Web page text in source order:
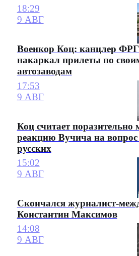
18:29
9 АВГ
Военкор Коц: канцлер
накаркал прилеты по
автозаводам
17:53
9 АВГ
Коц считает поразительно
реакцию Вучича на вопрос
русских
15:02
9 АВГ
Скончался журналист-
Константин Максимов
14:08
9 АВГ